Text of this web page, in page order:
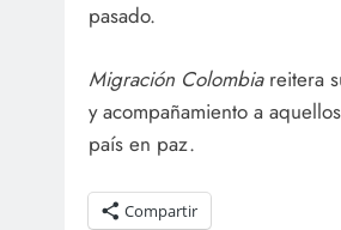
pasado.
Migración Colombiareitera
y acompañamiento a
país en paz.
Compartir